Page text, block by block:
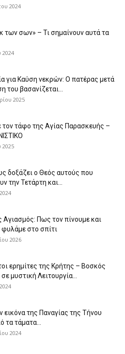
2024
των σων» – Τι σημαίνουν αυτά τα
2024
για Καύση νεκρών: Ο πατέρας μετά
του βασανίζεται...
2025
τον τάφο της Αγίας Παρασκευής –
2025
δοξάζει ο Θεός αυτούς που
την Τετάρτη και...
Αγιασμός: Πως τον πίνουμε και
στο σπίτι
2026
ερημίτες της Κρήτης – Βοσκός
μυστική Λειτουργία...
εικόνα της Παναγίας της Τήνου
τα τάματα...
2024